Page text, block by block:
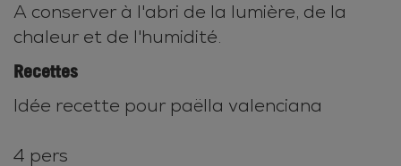
A conserver à l'abri de la lumière, de la
chaleur et de l'humidité.
Recettes
Idée recette pour paëlla valenciana
4 pers